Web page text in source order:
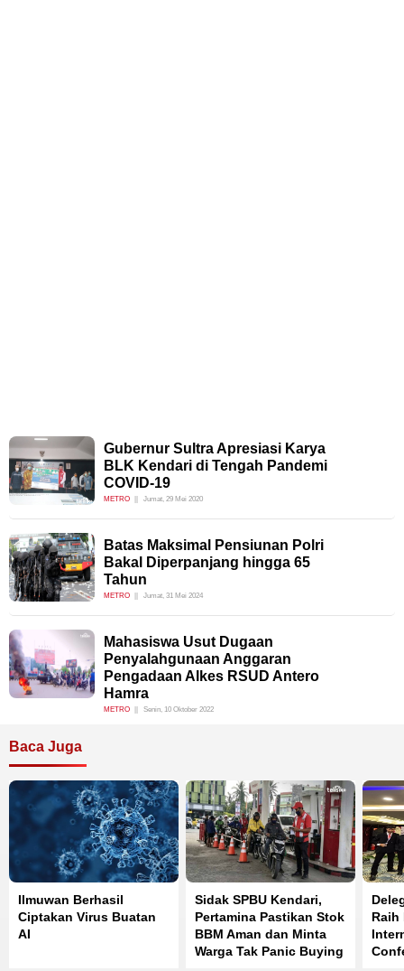
Gubernur Sultra Apresiasi Karya
BLK Kendari di Tengah Pandemi
COVID-19
METRO Jumat, 29 Mei 2020
Batas Maksimal Pensiunan Polri
Bakal Diperpanjang hingga 65
Tahun
METRO Jumat, 31 Mei 2024
Mahasiswa Usut Dugaan
Penyalahgunaan Anggaran
Pengadaan Alkes RSUD Antero
Hamra
METRO Senin, 10 Oktober 2022
Baca Juga
Ilmuwan Berhasil
Ciptakan Virus Buatan
AI
Sidak SPBU Kendari,
Pertamina Pastikan Stok
BBM Aman dan Minta
Warga Tak Panic Buying
Raih